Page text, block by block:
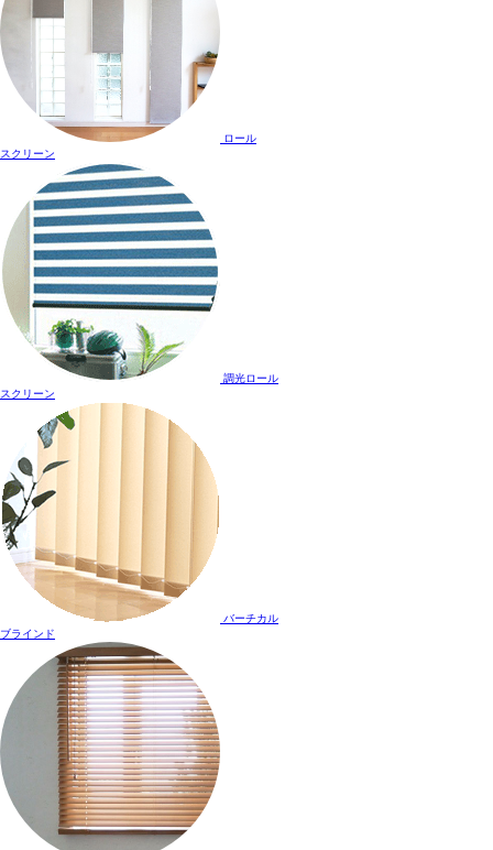
ロール
スクリーン
調光ロール
スクリーン
バーチカル
ブラインド